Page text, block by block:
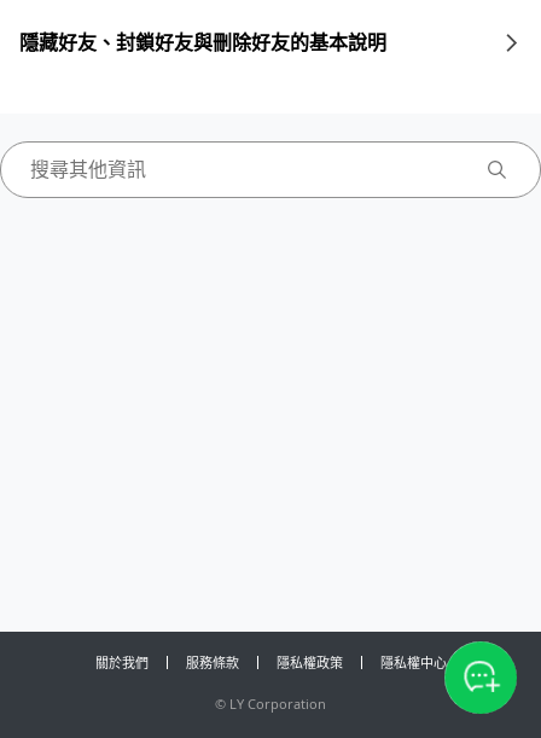
隱藏好友、封鎖好友與刪除好友的基本說明
關於我們 服務條款 隱私權政策 隱私權中心
© LY Corporation